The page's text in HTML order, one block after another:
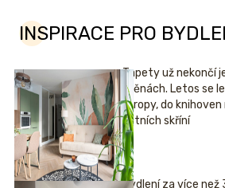
INSPIRACE PRO
Tapety už nekončí
stěnách. Letos se
stropy, do knihoven
šatních skříní
Bydlení za více než